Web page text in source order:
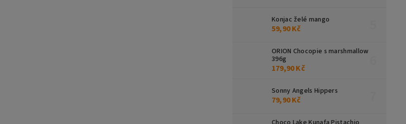
Konjac želé mango
59,90 Kč
ORION Chocopie s marshmallow
396g
179,90 Kč
Sonny Angels Hippers
79,90 Kč